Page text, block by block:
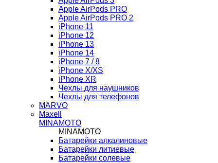
Apple AirPods PRO
Apple AirPods PRO 2
iPhone 11
iPhone 12
iPhone 13
iPhone 14
iPhone 7 / 8
iPhone X/XS
iPhone XR
Чехлы для наушников
Чехлы для телефонов
MARVO
Maxell
MINAMOTO
MINAMOTO
Батарейки алкалиновые
Батарейки литиевые
Батарейки солевые